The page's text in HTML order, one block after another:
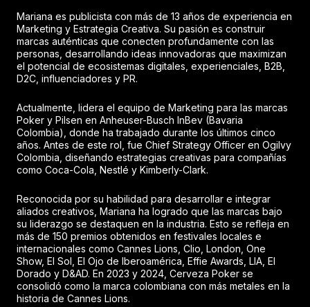
Mariana es publicista con más de 13 años de experiencia en
Marketing y Estrategia Creativa. Su pasión es construir
marcas auténticas que conecten profundamente con las
personas, desarrollando ideas innovadoras que maximizan
el potencial de ecosistemas digitales, experienciales, B2B,
D2C, influenciadores y PR.
Actualmente, lidera el equipo de Marketing para las marcas
Poker y Pilsen en Anheuser-Busch InBev (Bavaria
Colombia), donde ha trabajado durante los últimos cinco
años. Antes de este rol, fue Chief Strategy Officer en Ogilvy
Colombia, diseñando estrategias creativas para compañías
como Coca-Cola, Nestlé y Kimberly-Clark.
Reconocida por su habilidad para desarrollar e integrar
aliados creativos, Mariana ha logrado que las marcas bajo
su liderazgo se destaquen en la industria. Esto se refleja en
más de 150 premios obtenidos en festivales locales e
internacionales como Cannes Lions, Clio, London, One
Show, El Sol, El Ojo de Iberoamérica, Effie Awards, LIA, El
Dorado y D&AD. En 2023 y 2024, Cerveza Poker se
consolidó como la marca colombiana con más metales en la
historia de Cannes Lions.